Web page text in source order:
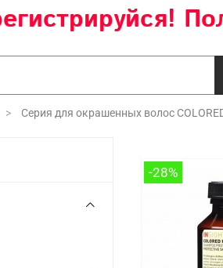
Серия для окрашенных волос
-28%